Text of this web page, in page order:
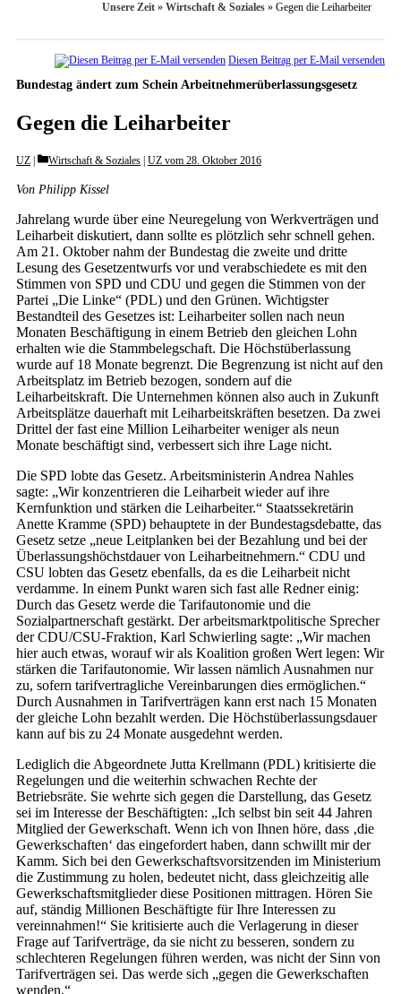
Unsere Zeit » Wirtschaft & Soziales » Gegen die Leiharbeiter
Diesen Beitrag per E-Mail versenden
Bundestag ändert zum Schein Arbeitnehmerüberlassungsgesetz
Gegen die Leiharbeiter
UZ Categories
Wirtschaft & Soziales UZ vom 28. Oktober 2016
Von Philipp Kissel
Jahrelang wurde über eine Neuregelung von Werkverträgen und
Leiharbeit diskutiert, dann sollte es plötzlich sehr schnell gehen.
Am 21. Oktober nahm der Bundestag die zweite und dritte
Lesung des Gesetzentwurfs vor und verabschiedete es mit den
Stimmen von SPD und CDU und gegen die Stimmen von der
Partei „Die Linke“ (PDL) und den Grünen. Wichtigster
Bestandteil des Gesetzes ist: Leiharbeiter sollen nach neun
Monaten Beschäftigung in einem Betrieb den gleichen Lohn
erhalten wie die Stammbelegschaft. Die Höchstüberlassung
wurde auf 18 Monate begrenzt. Die Begrenzung ist nicht auf den
Arbeitsplatz im Betrieb bezogen, sondern auf die
Leiharbeitskraft. Die Unternehmen können also auch in Zukunft
Arbeitsplätze dauerhaft mit Leiharbeitskräften besetzen. Da zwei
Drittel der fast eine Million Leiharbeiter weniger als neun
Monate beschäftigt sind, verbessert sich ihre Lage nicht.
Die SPD lobte das Gesetz. Arbeitsministerin Andrea Nahles
sagte: „Wir konzentrieren die Leiharbeit wieder auf ihre
Kernfunktion und stärken die Leiharbeiter.“ Staatssekretärin
Anette Kramme (SPD) behauptete in der Bundestagsdebatte, das
Gesetz setze „neue Leitplanken bei der Bezahlung und bei der
Überlassungshöchstdauer von Leiharbeitnehmern.“ CDU und
CSU lobten das Gesetz ebenfalls, da es die Leiharbeit nicht
verdamme. In einem Punkt waren sich fast alle Redner einig:
Durch das Gesetz werde die Tarifautonomie und die
Sozialpartnerschaft gestärkt. Der arbeitsmarktpolitische Sprecher
der CDU/CSU-Fraktion, Karl Schwierling sagte: „Wir machen
hier auch etwas, worauf wir als Koalition großen Wert legen: Wir
stärken die Tarifautonomie. Wir lassen nämlich Ausnahmen nur
zu, sofern tarifvertragliche Vereinbarungen dies ermöglichen.“
Durch Ausnahmen in Tarifverträgen kann erst nach 15 Monaten
der gleiche Lohn bezahlt werden. Die Höchstüberlassungsdauer
kann auf bis zu 24 Monate ausgedehnt werden.
Lediglich die Abgeordnete Jutta Krellmann (PDL) kritisierte die
Regelungen und die weiterhin schwachen Rechte der
Betriebsräte. Sie wehrte sich gegen die Darstellung, das Gesetz
sei im Interesse der Beschäftigten: „Ich selbst bin seit 44 Jahren
Mitglied der Gewerkschaft. Wenn ich von Ihnen höre, dass ‚die
Gewerkschaften‘ das eingefordert haben, dann schwillt mir der
Kamm. Sich bei den Gewerkschaftsvorsitzenden im Ministerium
die Zustimmung zu holen, bedeutet nicht, dass gleichzeitig alle
Gewerkschaftsmitglieder diese Positionen mittragen. Hören Sie
auf, ständig Millionen Beschäftigte für Ihre Interessen zu
vereinnahmen!“ Sie kritisierte auch die Verlagerung in dieser
Frage auf Tarifverträge, da sie nicht zu besseren, sondern zu
schlechteren Regelungen führen werden, was nicht der Sinn von
Tarifverträgen sei. Das werde sich „gegen die Gewerkschaften
wenden.“